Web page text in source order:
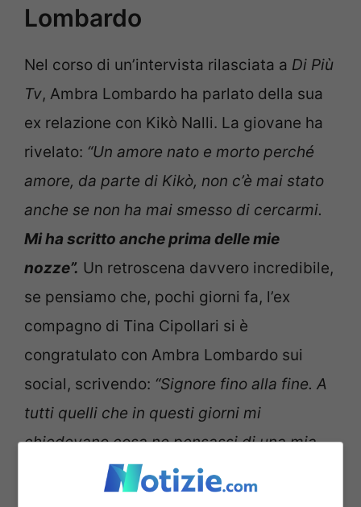
Lombardo
Nel corso di un’intervista rilasciata a Di Più
Tv, Ambra Lombardo ha parlato della sua
ex relazione con Kikò Nalli. La giovane ha
rivelato: “Un amore nato e morto perché
amore, da parte di Kikò, non c’è mai stato
anche se non ha mai smesso di cercarmi.
Mi ha scritto anche prima delle mie
nozze”. Un retroscena davvero incredibile,
se pensiamo che, pochi giorni fa, l’ex
compagno di Tina Cipollari si è
congratulato con Ambra Lombardo sui
social, scrivendo: “Signore fino alla fine. A
tutti quelli che in questi giorni mi
chiedevano cosa ne pensassi di una mia
posso solo rispondere con un sincero